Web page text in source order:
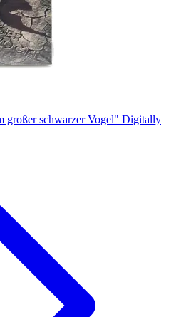
schwarzer Vogel" Digitally